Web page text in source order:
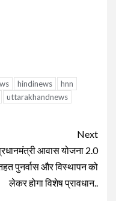
hindinews
hnn
uttarakhandnews
Next
आवास योजना 2.0
पुनर्वास और विस्थापन को
लेकर होगा विशेष प्रावधान..